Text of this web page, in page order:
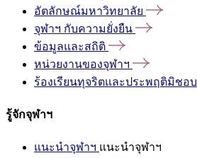
อัตลักษณ์มหาวิทยาลัย
จุฬาฯ กับความยั่งยืน
ข้อมูลและสถิติ
หน่วยงานของจุฬาฯ
ร้องเรียนทุจริตและประพฤติมิชอบ
รู้จักจุฬาฯ
แนะนำจุฬาฯ แนะนำจุฬาฯ